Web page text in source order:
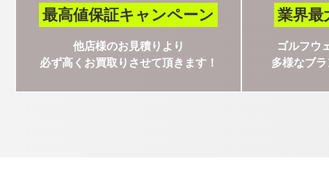
最高値保証キャンペーン
他店様のお見積りより
必ず高くお買取りさせて頂きます！
業界最
ゴルフウ
多様なブ